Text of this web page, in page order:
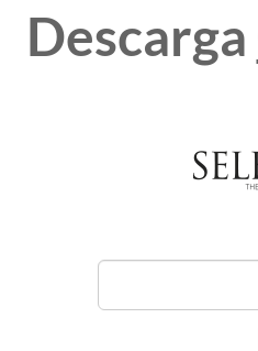
tienda de vinos
se ha desarrollado como
diferente de tienda de
como desde las 4 que tiene
a través de su tienda virtual.
año en el aeropuerto de
vinos y destilados de todo el
mano de profesionales
Así, en LAVINIA se crea
la cultura del vino. A su
de la tienda LAVINIA de la calle
comida de mercado a
el mundo pueden comprar
Descarga